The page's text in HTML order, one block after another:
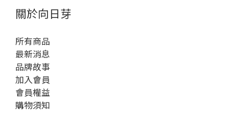
關於向日芽
所有商品
最新消息
品牌故事
加入會員
會員權益
購物須知